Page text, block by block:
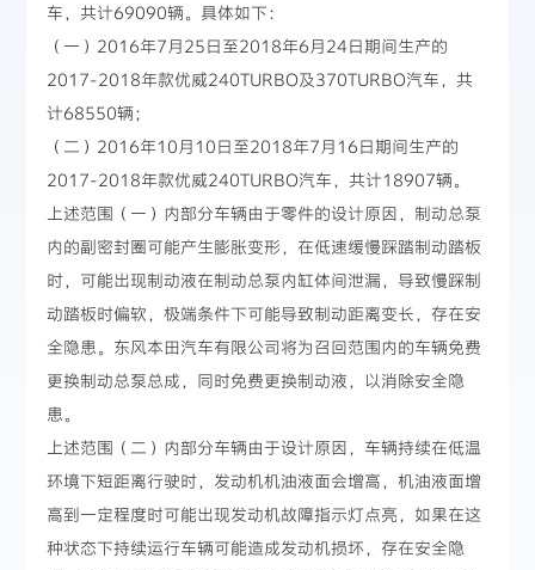
新闻资讯
车，共计69090辆。具体如下：
（一）2016年7月25日至2018年6月24日期间生产的
2017-2018年款优威240TURBO及370TURBO汽车，共
计68550辆；
（二）2016年10月10日至2018年7月16日期间生产的
2017-2018年款优威240TURBO汽车，共计18907辆。
上述范围（一）内部分车辆由于零件的设计原因，制动总泵
内的副密封圈可能产生膨胀变形，在低速缓慢踩踏制动踏板
时，可能出现制动液在制动总泵内缸体间泄漏，导致慢踩制
动踏板时偏软，极端条件下可能导致制动距离变长，存在安
全隐患。东风本田汽车有限公司将为召回范围内的车辆免费
更换制动总泵总成，同时免费更换制动液，以消除安全隐
患。
上述范围（二）内部分车辆由于设计原因，车辆持续在低温
环境下短距离行驶时，发动机机油液面会增高，机油液面增
高到一定程度时可能出现发动机故障指示灯点亮，如果在这
种状态下持续运行车辆可能造成发动机损坏，存在安全隐